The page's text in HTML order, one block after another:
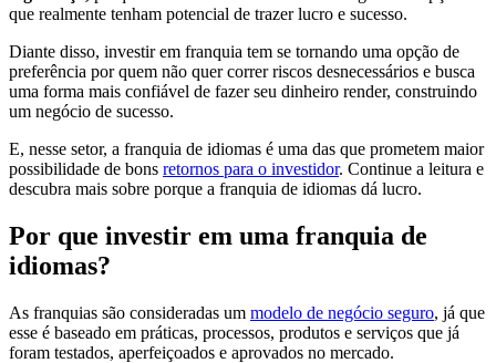
que realmente tenham potencial de trazer lucro e sucesso.
Diante disso, investir em franquia tem se tornando uma opção de
preferência por quem não quer correr riscos desnecessários e busca
uma forma mais confiável de fazer seu dinheiro render, construindo
um negócio de sucesso.
E, nesse setor, a franquia de idiomas é uma das que prometem maior
possibilidade de bons retornos para o investidor. Continue a leitura e
descubra mais sobre porque a franquia de idiomas dá lucro.
Por que investir em uma franquia de
idiomas?
As franquias são consideradas um modelo de negócio seguro, já que
esse é baseado em práticas, processos, produtos e serviços que já
foram testados, aperfeiçoados e aprovados no mercado.